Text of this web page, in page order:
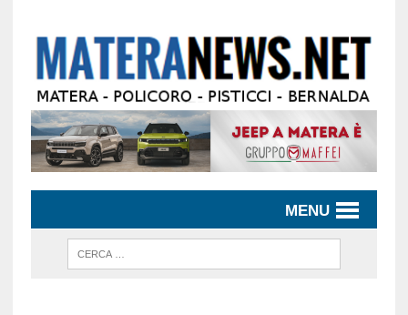
MENU